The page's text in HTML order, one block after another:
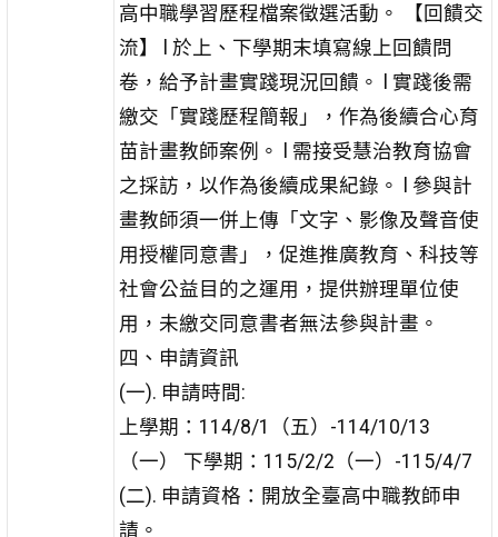
高中職學習歷程檔案徵選活動。 【回饋交
流】 l 於上、下學期末填寫線上回饋問
卷，給予計畫實踐現況回饋。 l 實踐後需
繳交「實踐歷程簡報」，作為後續合心育
苗計畫教師案例。 l 需接受慧治教育協會
之採訪，以作為後續成果紀錄。 l 參與計
畫教師須一併上傳「文字、影像及聲音使
用授權同意書」，促進推廣教育、科技等
社會公益目的之運用，提供辦理單位使
用，未繳交同意書者無法參與計畫。
四、申請資訊
(一). 申請時間:
上學期：114/8/1（五）-114/10/13
（一） 下學期：115/2/2（一）-115/4/7
(二). 申請資格：開放全臺高中職教師申
請。